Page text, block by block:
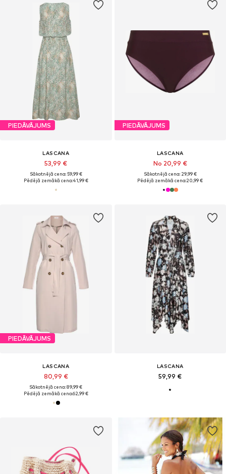
PIEDĀVĀJUMS
LASCANA
53,99 €
Sākotnējā cena: 59,99 €
Pēdējā zemākā cena:41,99 €
PIEDĀVĀJUMS
LASCANA
No 20,99 €
Sākotnējā cena: 29,99 €
Pēdējā zemākā cena:20,99 €
PIEDĀVĀJUMS
LASCANA
80,99 €
Sākotnējā cena: 89,99 €
Pēdējā zemākā cena:62,99 €
LASCANA
59,99 €